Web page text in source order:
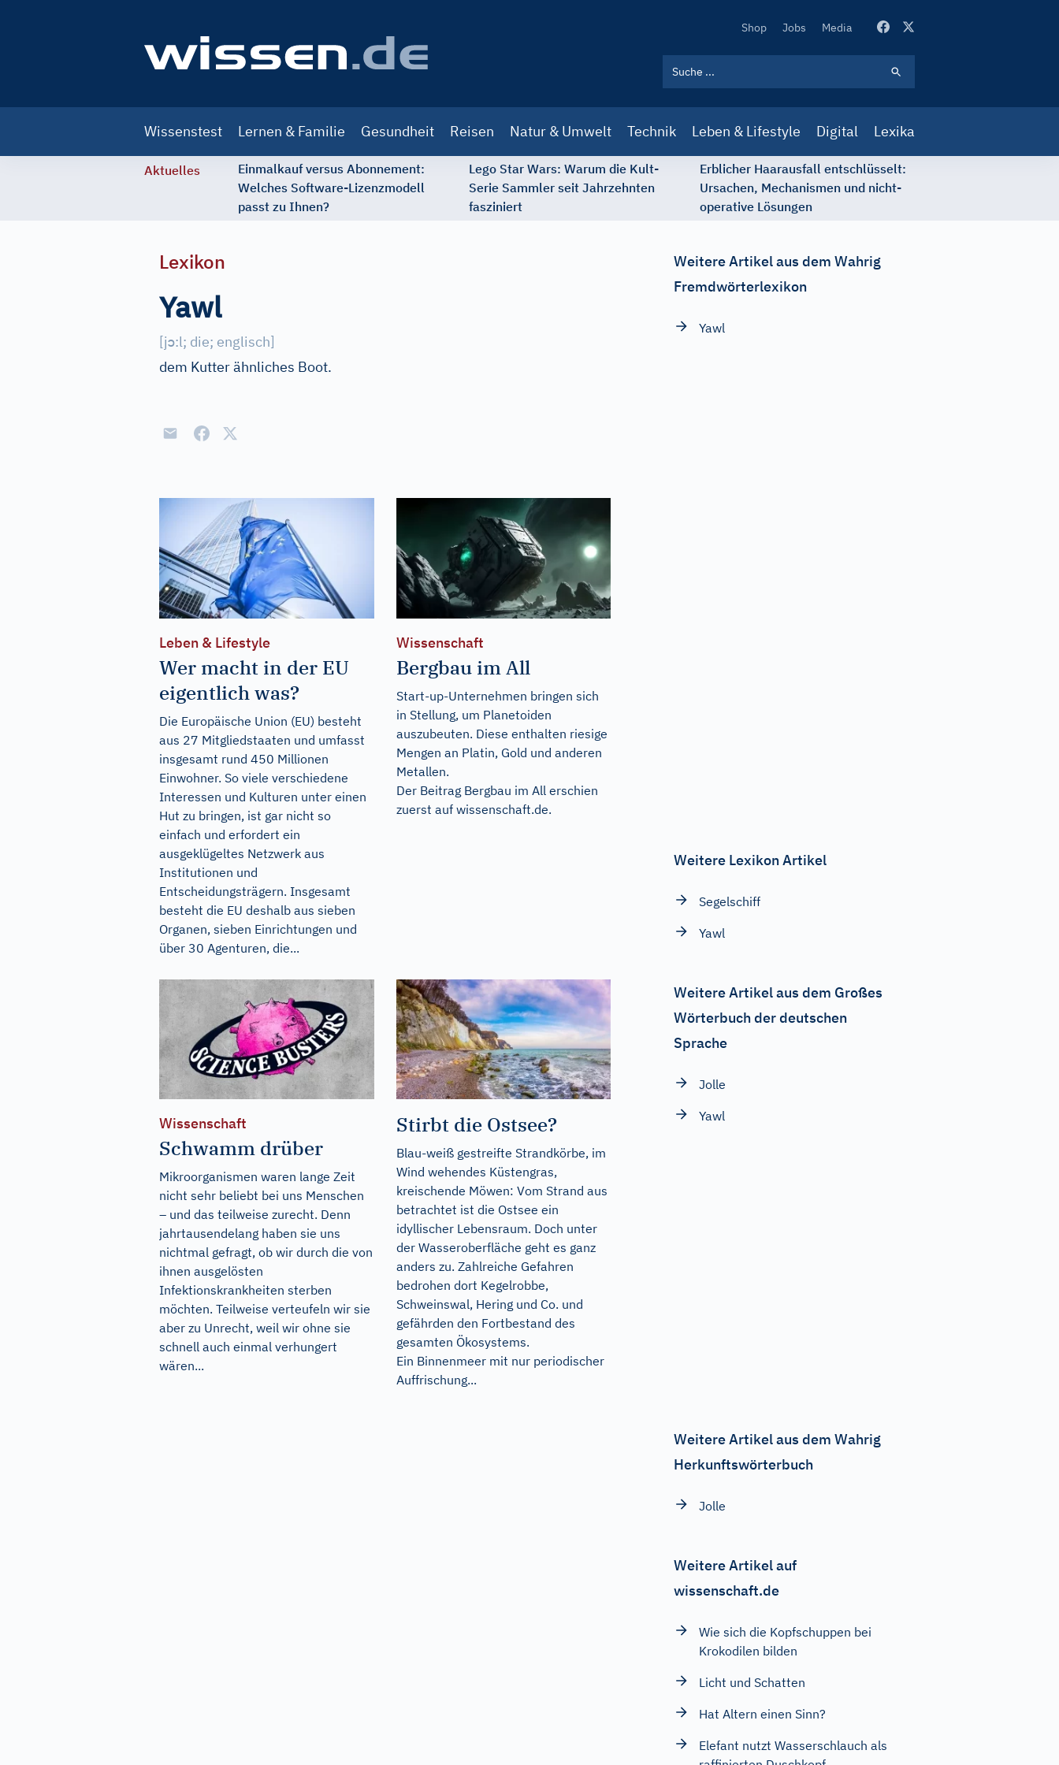
Secondary
Shop Jobs Media
navigation
Wissenstest Lernen & Familie Gesundheit Reisen Natur & Umwelt Technik Leben & Lifestyle Digital Lexika
Aktuelles
Einmalkauf versus Abonnement:
Welches Software-Lizenzmodell
passt zu Ihnen?
Lego Star Wars: Warum die Kult-
Serie Sammler seit Jahrzehnten
fasziniert
Erblicher Haarausfall entschlüsselt:
Ursachen, Mechanismen und nicht-
operative Lösungen
Lexikon
Yawl
[jɔ:l; die; englisch]
dem Kutter ähnliches Boot.
Leben & Lifestyle
Wer macht in der EU
eigentlich was?
Die Europäische Union (EU) besteht
aus 27 Mitgliedstaaten und umfasst
insgesamt rund 450 Millionen
Einwohner. So viele verschiedene
Interessen und Kulturen unter einen
Hut zu bringen, ist gar nicht so
einfach und erfordert ein
ausgeklügeltes Netzwerk aus
Institutionen und
Entscheidungsträgern. Insgesamt
besteht die EU deshalb aus sieben
Organen, sieben Einrichtungen und
über 30 Agenturen, die...
Wissenschaft
Bergbau im All
Start-up-Unternehmen bringen sich
in Stellung, um Planetoiden
auszubeuten. Diese enthalten riesige
Mengen an Platin, Gold und anderen
Metallen.
Der Beitrag Bergbau im All erschien
zuerst auf wissenschaft.de.
Wissenschaft
Schwamm drüber
Mikroorganismen waren lange Zeit
nicht sehr beliebt bei uns Menschen
– und das teilweise zurecht. Denn
jahrtausendelang haben sie uns
nichtmal gefragt, ob wir durch die von
ihnen ausgelösten
Infektionskrankheiten sterben
möchten. Teilweise verteufeln wir sie
aber zu Unrecht, weil wir ohne sie
schnell auch einmal verhungert
wären...
Stirbt die Ostsee?
Blau-weiß gestreifte Strandkörbe, im
Wind wehendes Küstengras,
kreischende Möwen: Vom Strand aus
betrachtet ist die Ostsee ein
idyllischer Lebensraum. Doch unter
der Wasseroberfläche geht es ganz
anders zu. Zahlreiche Gefahren
bedrohen dort Kegelrobbe,
Schweinswal, Hering und Co. und
gefährden den Fortbestand des
gesamten Ökosystems.
Ein Binnenmeer mit nur periodischer
Auffrischung...
Weitere Artikel aus dem Wahrig
Fremdwörterlexikon
Yawl
Weitere Lexikon Artikel
Segelschiff
Yawl
Weitere Artikel aus dem Großes
Wörterbuch der deutschen
Sprache
Jolle
Yawl
Weitere Artikel aus dem Wahrig
Herkunftswörterbuch
Jolle
Weitere Artikel auf
wissenschaft.de
Wie sich die Kopfschuppen bei
Krokodilen bilden
Licht und Schatten
Hat Altern einen Sinn?
Elefant nutzt Wasserschlauch als